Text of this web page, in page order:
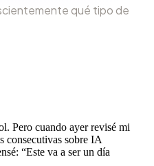
qué tipo de
Pero cuando ayer revisé mi
consecutivas sobre IA
“Este va a ser un día